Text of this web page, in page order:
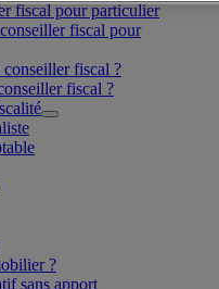
fiscal pour particulier
fiscal pour
fiscal ?
fiscal ?
?
sans apport